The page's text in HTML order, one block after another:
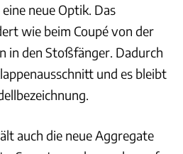
neue Optik. Das
wie beim Coupé von der
in den Stoßfänger. Dadurch
und es bleibt
auch die neue Aggregate